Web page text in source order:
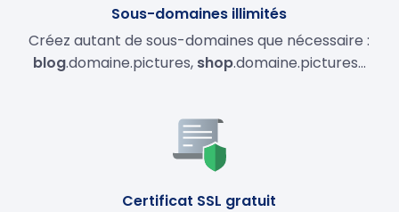
Sous-domaines illimités
Créez autant de sous-domaines que nécessaire :
blog.domaine.pictures, shop.domaine.pictures…
Certificat SSL gratuit